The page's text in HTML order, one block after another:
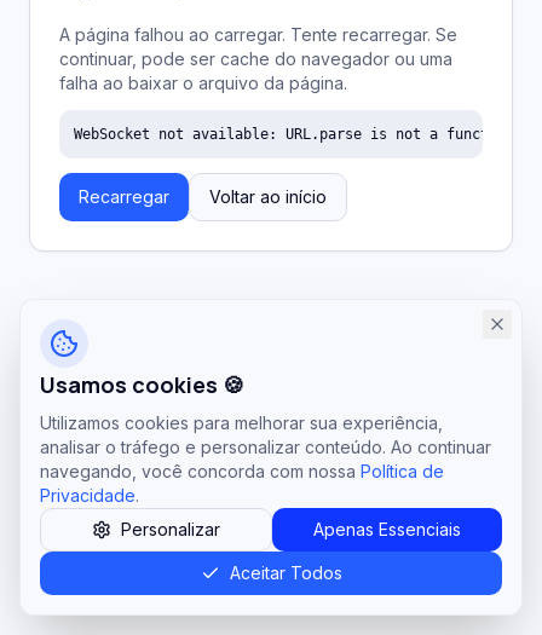
A página falhou ao carregar. Tente recarregar. Se
continuar, pode ser cache do navegador ou uma
falha ao baixar o arquivo da página.
WebSocket not available: URL.parse is not a function
Recarregar Voltar ao início
Usamos cookies 🍪
Utilizamos cookies para melhorar sua experiência,
analisar o tráfego e personalizar conteúdo. Ao continuar
navegando, você concorda com nossa Política de
Privacidade.
Personalizar
Apenas Essenciais
Aceitar Todos